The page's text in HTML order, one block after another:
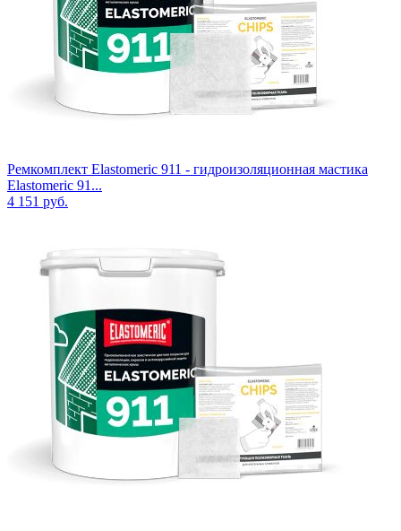
Ремкомплект Elastomeric 911 - гидроизоляционная мастика
Elastomeric 91...
4 151 руб.